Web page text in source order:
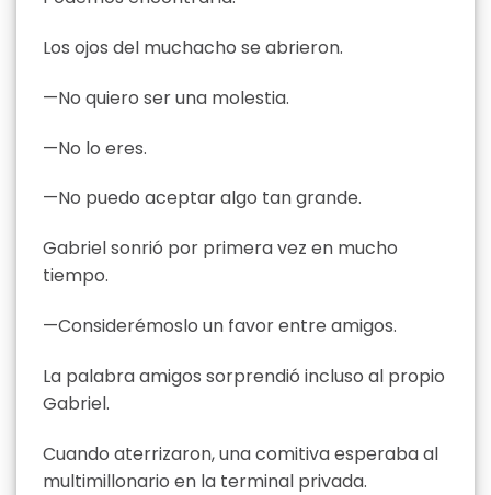
Los ojos del muchacho se abrieron.
—No quiero ser una molestia.
—No lo eres.
—No puedo aceptar algo tan grande.
Gabriel sonrió por primera vez en mucho
tiempo.
—Considerémoslo un favor entre amigos.
La palabra amigos sorprendió incluso al propio
Gabriel.
Cuando aterrizaron, una comitiva esperaba al
multimillonario en la terminal privada.